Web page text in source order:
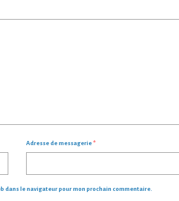
Adresse de messagerie*
dans le navigateur pour mon prochain commentaire.